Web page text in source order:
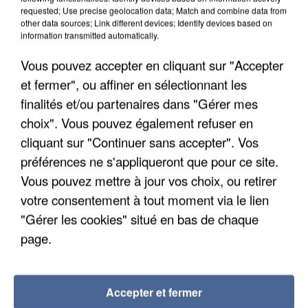
APRÈS TOUTES CES CANICULES, LES REFUGES
DE FAUNE SAUVAGE SONT...
requested; Use precise geolocation data; Match and combine data from
other data sources; Link different devices; Identify devices based on
information transmitted automatically.
Vous pouvez accepter en cliquant sur "Accepter
et fermer", ou affiner en sélectionnant les
finalités et/ou partenaires dans "Gérer mes
choix". Vous pouvez également refuser en
cliquant sur "Continuer sans accepter". Vos
préférences ne s'appliqueront que pour ce site.
Vous pouvez mettre à jour vos choix, ou retirer
votre consentement à tout moment via le lien
"Gérer les cookies" situé en bas de chaque
page.
Accepter et fermer